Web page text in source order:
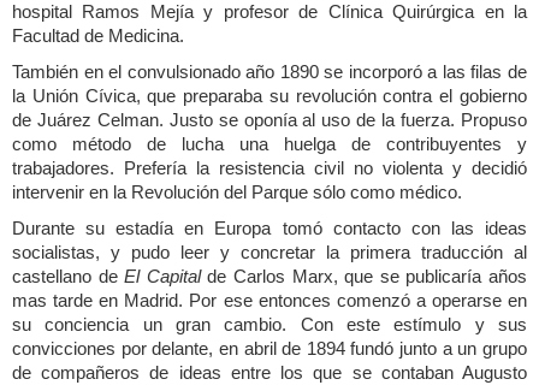
hospital Ramos Mejía y profesor de Clínica Quirúrgica en la
Facultad de Medicina.
También en el convulsionado año 1890 se incorporó a las filas de
la Unión Cívica, que preparaba su revolución contra el gobierno
de Juárez Celman. Justo se oponía al uso de la fuerza. Propuso
como método de lucha una huelga de contribuyentes y
trabajadores. Prefería la resistencia civil no violenta y decidió
intervenir en la Revolución del Parque sólo como médico.
Durante su estadía en Europa tomó contacto con las ideas
socialistas, y pudo leer y concretar la primera traducción al
castellano de El Capital de Carlos Marx, que se publicaría años
mas tarde en Madrid. Por ese entonces comenzó a operarse en
su conciencia un gran cambio. Con este estímulo y sus
convicciones por delante, en abril de 1894 fundó junto a un grupo
de compañeros de ideas entre los que se contaban Augusto